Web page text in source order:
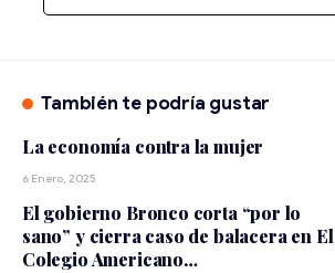
También te podría gustar
La economía contra la mujer
6 Enero, 2025
El gobierno Bronco corta “por lo
sano” y cierra caso de balacera en El
Colegio Americano…